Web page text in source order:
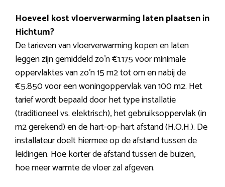
Hoeveel kost vloerverwarming laten plaatsen in
Hichtum?
De tarieven van vloerverwarming kopen en laten
leggen zijn gemiddeld zo’n €1.175 voor minimale
oppervlaktes van zo’n 15 m2 tot om en nabij de
€5.850 voor een woningoppervlak van 100 m2. Het
tarief wordt bepaald door het type installatie
(traditioneel vs. elektrisch), het gebruiksoppervlak (in
m2 gerekend) en de hart-op-hart afstand (H.O.H.). De
installateur doelt hiermee op de afstand tussen de
leidingen. Hoe korter de afstand tussen de buizen,
hoe meer warmte de vloer zal afgeven.